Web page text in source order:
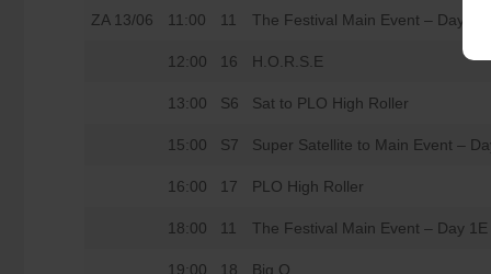
ZA 13/06 11:00 11 The Festival Main Event – Day 1D
12:00 16 H.O.R.S.E
13:00 S6 Sat to PLO High Roller
15:00 S7 Super Satellite to Main Event –
16:00 17 PLO High Roller
18:00 11 The Festival Main Event – Day 1E
19:00 18 Big O